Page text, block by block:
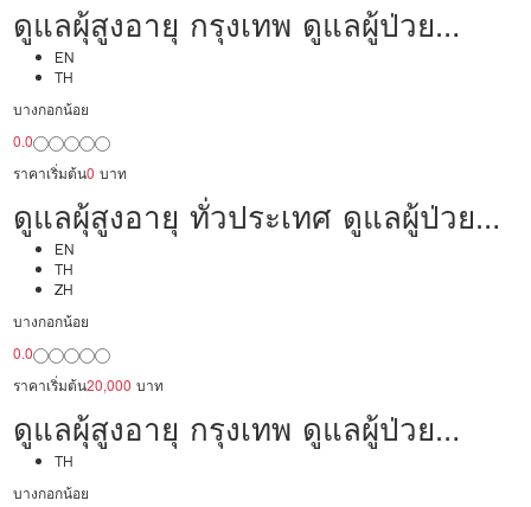
ดูแลผุ้สูงอายุ กรุงเทพ ดูแลผู้ป่วย
24,000/เดือน มืออาชีพ ได้ภาษา รับ
ต่างชาติ
EN
TH
บางกอกน้อย
0.0
ราคาเริ่มต้น0 บาท
ดูแลผุ้สูงอายุ ทั่วประเทศ ดูแลผู้ป่วย
20,000/เดือน มืออาชีพ ได้ภาษา รับ
ต่างชาติ
EN
TH
ZH
บางกอกน้อย
0.0
ราคาเริ่มต้น20,000 บาท
ดูแลผุ้สูงอายุ กรุงเทพ ดูแลผู้ป่วย
20,000/เดือน มืออาชีพ พร้อมทำงาน
TH
บางกอกน้อย